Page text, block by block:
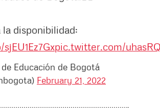
disponibilidad:
pic.twitter.com/
Educación de Bogotá
February 21, 2022